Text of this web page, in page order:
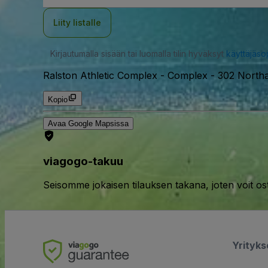
Liity listalle
Kirjautumalla sisään tai luomalla tilin hyväksyt
Ralston Athletic Complex - Complex - 302
Kopio
Avaa Google Mapsissa
viagogo-takuu
Seisomme jokaisen tilauksen takana, joten voit